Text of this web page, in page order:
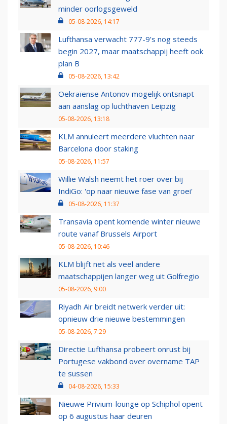
minder oorlogsgeweld
05-08-2026, 14:17
Lufthansa verwacht 777-9’s nog steeds
begin 2027, maar maatschappij heeft ook
plan B
05-08-2026, 13:42
Oekraïense Antonov mogelijk ontsnapt
aan aanslag op luchthaven Leipzig
05-08-2026, 13:18
KLM annuleert meerdere vluchten naar
Barcelona door staking
05-08-2026, 11:57
Willie Walsh neemt het roer over bij
IndiGo: 'op naar nieuwe fase van groei'
05-08-2026, 11:37
Transavia opent komende winter nieuwe
route vanaf Brussels Airport
05-08-2026, 10:46
KLM blijft net als veel andere
maatschappijen langer weg uit Golfregio
05-08-2026, 9:00
Riyadh Air breidt netwerk verder uit:
opnieuw drie nieuwe bestemmingen
05-08-2026, 7:29
Directie Lufthansa probeert onrust bij
Portugese vakbond over overname TAP
te sussen
04-08-2026, 15:33
Nieuwe Privium-lounge op Schiphol opent
op 6 augustus haar deuren